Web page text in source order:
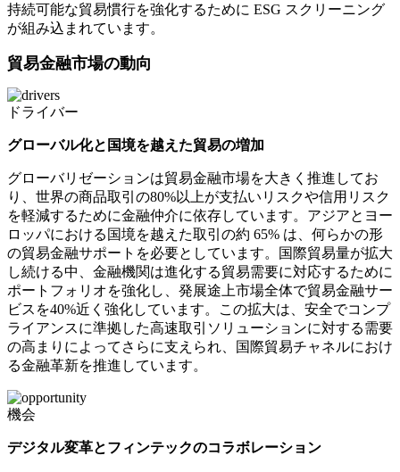
持続可能な貿易慣行を強化するために ESG スクリーニング
が組み込まれています。
貿易金融市場の動向
ドライバー
グローバル化と国境を越えた貿易の増加
グローバリゼーションは貿易金融市場を大きく推進してお
り、世界の商品取引の80%以上が支払いリスクや信用リスク
を軽減するために金融仲介に依存しています。アジアとヨー
ロッパにおける国境を越えた取引の約 65% は、何らかの形
の貿易金融サポートを必要としています。国際貿易量が拡大
し続ける中、金融機関は進化する貿易需要に対応するために
ポートフォリオを強化し、発展途上市場全体で貿易金融サー
ビスを40%近く強化しています。この拡大は、安全でコンプ
ライアンスに準拠した高速取引ソリューションに対する需要
の高まりによってさらに支えられ、国際貿易チャネルにおけ
る金融革新を推進しています。
機会
デジタル変革とフィンテックのコラボレーション